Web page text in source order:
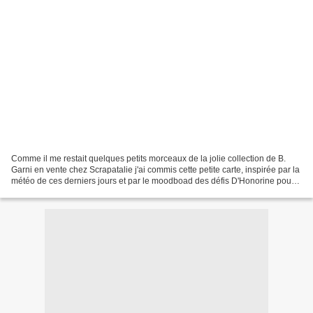
Comme il me restait quelques petits morceaux de la jolie collection de B.
Garni en vente chez Scrapatalie j'ai commis cette petite carte, inspirée par la
météo de ces derniers jours et par le moodboad des défis D'Honorine pour